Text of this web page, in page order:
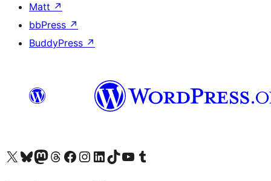
Matt ↗
bbPress ↗
BuddyPress ↗
Visit our X (formerly Twitter) account
Visit our Bluesky account
Visit our Mastodon account
Visit our Threads account
Visit our Facebook page
Visit our Instagram account
Visit our LinkedIn account
Visit our TikTok account
Visit our YouTube channel
Visit our Tumblr account